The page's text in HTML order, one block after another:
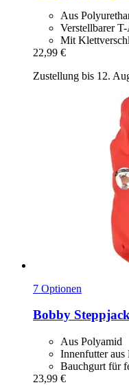
Aus
Verstellbarer
Mit
22,99 €
Zustellung bis 12.
7 Optionen
Bobby
Aus Polyamid
Innenfutter aus
Bauchgurt für
23,99 €